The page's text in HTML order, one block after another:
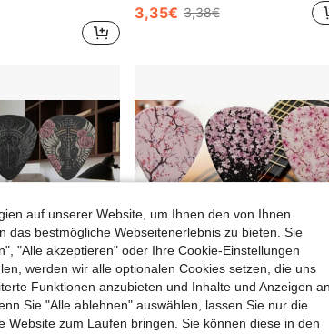
3,35€ 3,38€
auf unserer Website, um Ihnen den von Ihnen
das bestmögliche Webseitenerlebnis zu bieten. Sie
"Alle akzeptieren" oder Ihre Cookie-Einstellungen
werden wir alle optionalen Cookies setzen, die uns
Funktionen anzubieten und Inhalte und Anzeigen an
Sie "Alle ablehnen" auswählen, lassen Sie nur die
zum Laufen bringen. Sie können diese in den